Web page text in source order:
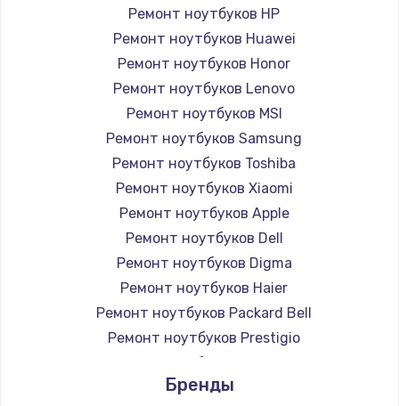
2000 руб.
Заказать
Замена аудио разъема
1800 руб.
Заказать
Перепрошивка/восстановление БИОСа
1500 руб.
Заказать
Снятие пароля с ноутбука
Заказать
Ремонт ноутбуков HP
Ремонт ноутбуков Huawei
Ремонт ноутбуков Honor
Ремонт ноутбуков Lenovo
Ремонт ноутбуков MSI
Ремонт ноутбуков Samsung
Ремонт ноутбуков Toshiba
Ремонт ноутбуков Xiaomi
Ремонт ноутбуков Apple
Ремонт ноутбуков Dell
Ремонт ноутбуков Digma
Ремонт ноутбуков Haier
Ремонт ноутбуков Packard Bell
Ремонт ноутбуков Prestigio
Ремонт ноутбуков Microsoft
Ремонт ноутбуков Alienware
Бренды